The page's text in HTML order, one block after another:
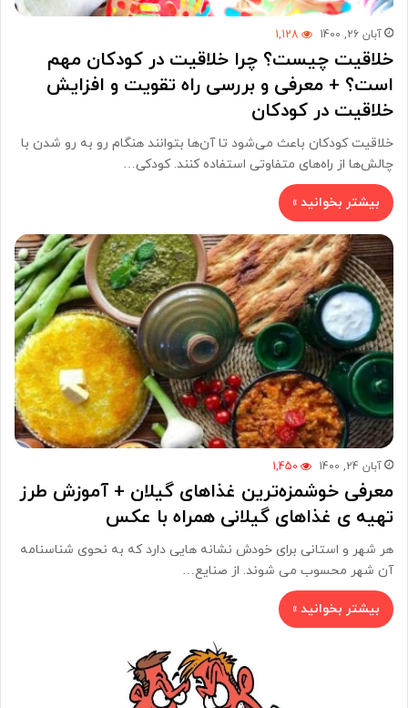
آبان 26, 1400 1,128
خلاقیت چیست؟ چرا خلاقیت در کودکان مهم
است؟ + معرفی و بررسی راه تقویت و افزایش
خلاقیت در کودکان
خلاقیت کودکان باعث می‌شود تا آن‌ها بتوانند هنگام رو به رو شدن با
چالش‌ها از راه‌های متفاوتی استفاده کنند. کودکی…
بیشتر بخوانید »
آبان 24, 1400 1,450
معرفی خوشمزه‌ترین غذاهای گیلان + آموزش طرز
تهیه ی غذاهای گیلانی همراه با عکس
هر شهر و استانی برای خودش نشانه هایی دارد که به نحوی شناسنامه
آن شهر محسوب می شوند. از صنایع…
بیشتر بخوانید »